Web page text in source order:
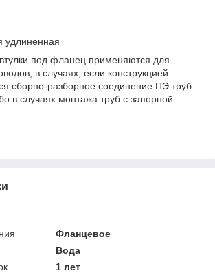
удлиненная
под фланец применяются для
в случаях, если конструкцией
сборно-разборное соединение ПЭ труб
в случаях монтажа труб с запорной
Фланцевое
Вода
1 лет